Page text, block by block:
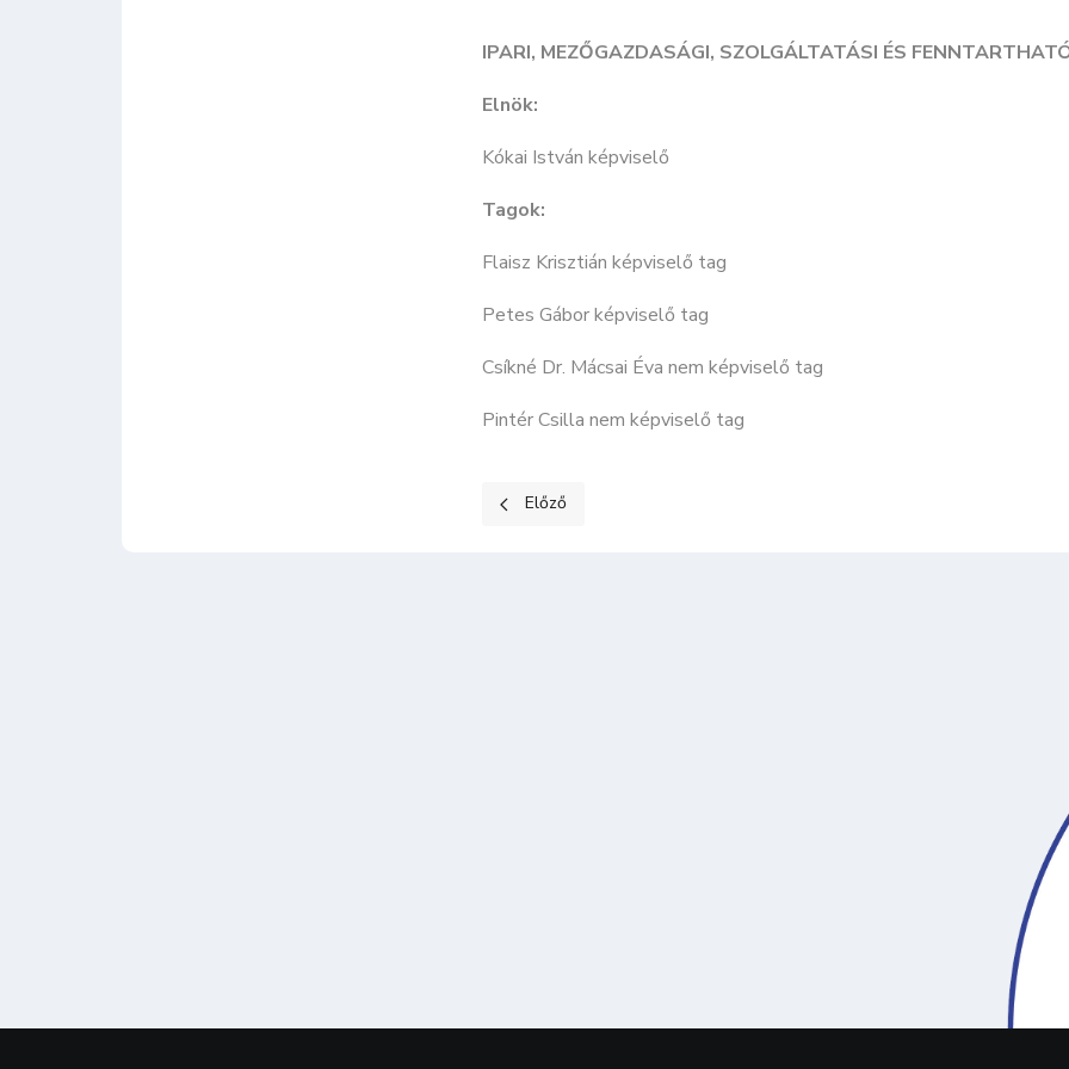
IPARI, MEZŐGAZDASÁGI, SZOLGÁLTATÁSI ÉS
Elnök:
Kókai István képviselő
Tagok:
Flaisz Krisztián képviselő tag
Petes Gábor képviselő tag
Csíkné Dr. Mácsai Éva nem képviselő tag
Pintér Csilla nem képviselő tag
Előző cikk: KÖZÉRDEKŰ ADATOK I. Szervezeti, személyzeti adatok 4
Előző